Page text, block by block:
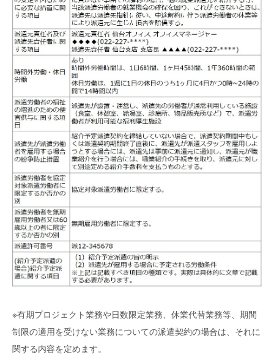
※有期プロジェクト業務や日数限定業務、休業代替業務等、期間
制限の適用を受けない業務についての派遣契約の場合は、それに
関する内容を定めます。